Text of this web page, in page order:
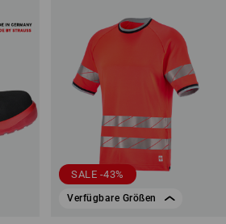
SALE -43%
Verfügbare Größen